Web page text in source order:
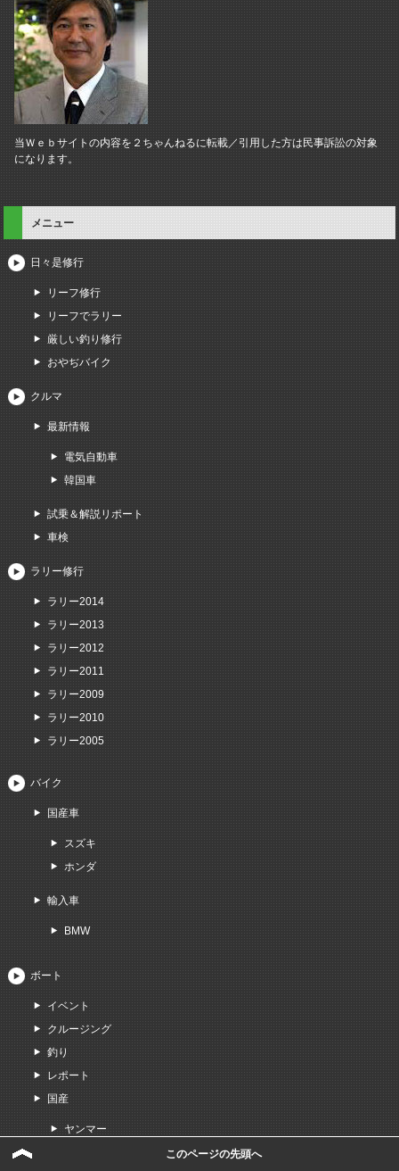
当Ｗｅｂサイトの内容を２ちゃんねるに転載／引用した方は民事訴訟の対象
になります。
メニュー
日々是修行
リーフ修行
リーフでラリー
厳しい釣り修行
おやぢバイク
クルマ
最新情報
電気自動車
韓国車
試乗＆解説リポート
車検
ラリー修行
ラリー2014
ラリー2013
ラリー2012
ラリー2011
ラリー2009
ラリー2010
ラリー2005
バイク
国産車
スズキ
ホンダ
輸入車
BMW
ボート
イベント
クルージング
釣り
レポート
国産
ヤンマー
このページの先頭へ